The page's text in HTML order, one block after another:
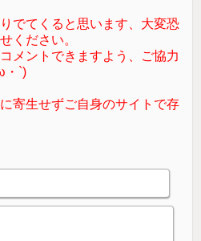
でてくると思います、大変恐
ください。
メントできますよう、ご協力
・`)
寄生せずご自身のサイトで存